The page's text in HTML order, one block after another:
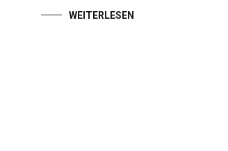
WEITERLESEN